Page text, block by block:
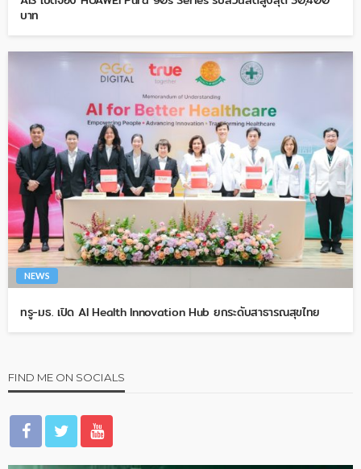
บาท
NEWS
ทรู-มธ. เปิด AI Health Innovation Hub ยกระดับสาธารณสุขไทย
FIND ME ON SOCIALS